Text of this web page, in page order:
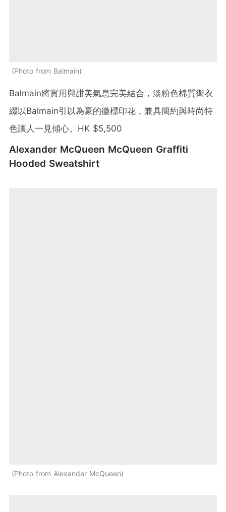
Photo from Balmain
Balmain將實用與甜美氣息完美結合，淡粉色棉質衛衣
綴以Balmain引以為豪的徽標印花，兼具簡約與時尚特
色讓人一見傾心。HK $5,500
Alexander McQueen McQueen Graffiti
Hooded Sweatshirt
Photo from Alexander McQueen